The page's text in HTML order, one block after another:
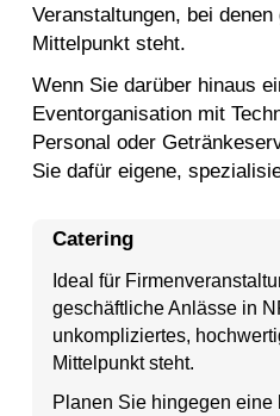
Veranstaltungen, bei
Mittelpunkt steht.
Wenn Sie darüber hinaus
Eventorganisation mit
Personal oder
Sie dafür eigene,
Catering
Ideal für
geschäftliche Anlässe in
unkompliziertes,
Mittelpunkt steht.
Planen Sie hingegen